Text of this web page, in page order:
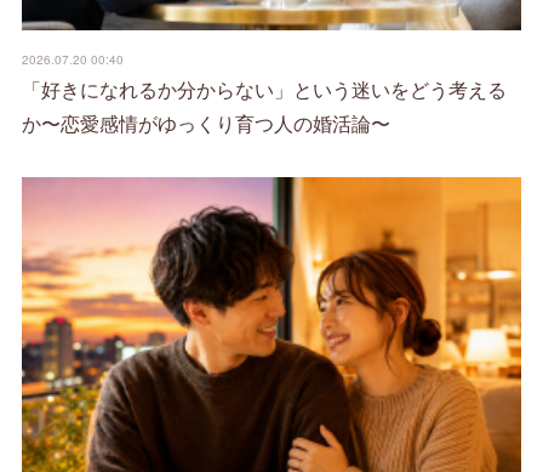
2026.07.20 00:40
「好きになれるか分からない」という迷いをどう考える
か〜恋愛感情がゆっくり育つ人の婚活論〜